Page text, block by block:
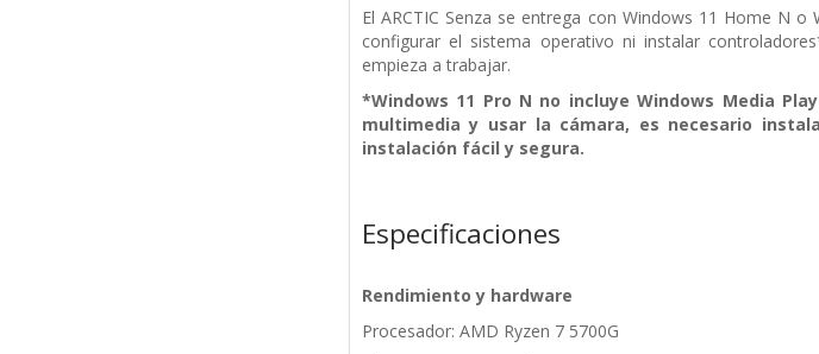
El ARCTIC Senza se entrega con Windows 11 Home N
configurar el sistema operativo ni instalar
empieza a trabajar.
*Windows 11 Pro N no incluye Windows Media
multimedia y usar la cámara, es necesario
instalación fácil y segura.
Especificaciones
Rendimiento y hardware
Procesador: AMD Ryzen 7 5700G